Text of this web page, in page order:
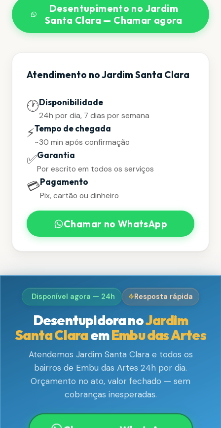
Desentupimento no Jardim
Santa Clara — Chamar agora
Atendimento no Jardim Santa Clara
🕐Disponibilidade
24h por dia, 7 dias por semana
⚡Tempo de chegada
~30 min após confirmação
✅Garantia
Por escrito em todos os serviços
💳Pagamento
Pix, cartão ou dinheiro
Chamar no WhatsApp
Disponível agora — 24h Resposta rápida
Desentupidora noJardim
Santa ClaraemEmbu das Artes
Atendemos Jardim Santa Clara e todos os
bairros de Embu das Artes 24h por dia.
Orçamento no ato, valor fechado — sem
cobranças inesperadas.